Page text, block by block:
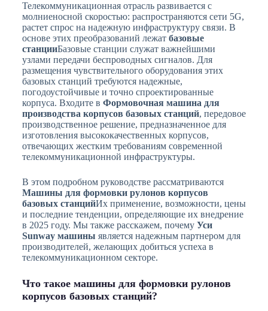
Телекоммуникационная отрасль развивается с
молниеносной скоростью: распространяются сети 5G,
растет спрос на надежную инфраструктуру связи. В
основе этих преобразований лежат базовые
станцииБазовые станции служат важнейшими
узлами передачи беспроводных сигналов. Для
размещения чувствительного оборудования этих
базовых станций требуются надежные,
погодоустойчивые и точно спроектированные
корпуса. Входите в Формовочная машина для
производства корпусов базовых станций, передовое
производственное решение, предназначенное для
изготовления высококачественных корпусов,
отвечающих жестким требованиям современной
телекоммуникационной инфраструктуры.
В этом подробном руководстве рассматриваются
Машины для формовки рулонов корпусов
базовых станцийИх применение, возможности, цены
и последние тенденции, определяющие их внедрение
в 2025 году. Мы также расскажем, почему Уси
Sunway машины является надежным партнером для
производителей, желающих добиться успеха в
телекоммуникационном секторе.
Что такое машины для формовки рулонов
корпусов базовых станций?